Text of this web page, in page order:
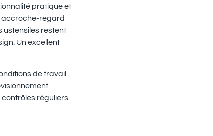
pratique et
accroche-regard
ustensiles restent
Un excellent
de travail
contrôles réguliers